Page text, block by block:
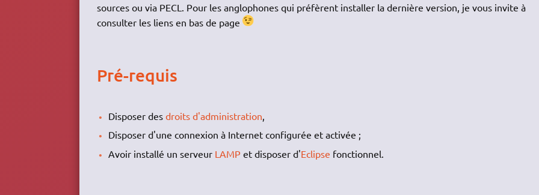
sources ou via PECL. Pour les anglophones qui préfèrent installer la dernière version, je vous invite à
consulter les liens en bas de page
Pré-requis
Disposer desdroits d'administration,
Disposer d'une connexion à Internet configurée et activée ;
Avoir installé un serveur LAMP et disposer d'Eclipse fonctionnel.